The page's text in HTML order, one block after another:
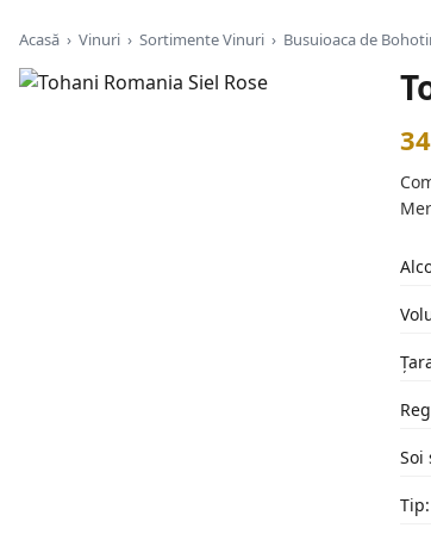
Acasă › Vinuri › Sortimente Vinuri › Busuioaca de
Soi